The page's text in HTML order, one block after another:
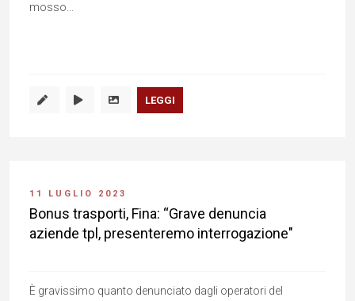
mosso...
LEGGI
11 LUGLIO 2023
Bonus trasporti, Fina: “Grave denuncia
aziende tpl, presenteremo interrogazione"
È gravissimo quanto denunciato dagli operatori del